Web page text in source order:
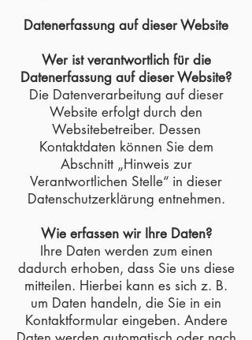
Datenerfassung auf dieser Website
Wer ist verantwortlich für die
Datenerfassung auf dieser Website?
Die Datenverarbeitung auf dieser
Website erfolgt durch den
Websitebetreiber. Dessen
Kontaktdaten können Sie dem
Abschnitt „Hinweis zur
Verantwortlichen Stelle“ in dieser
Datenschutzerklärung entnehmen.
Wie erfassen wir Ihre Daten?
Ihre Daten werden zum einen
dadurch erhoben, dass Sie uns diese
mitteilen. Hierbei kann es sich z. B.
um Daten handeln, die Sie in ein
Kontaktformular eingeben. Andere